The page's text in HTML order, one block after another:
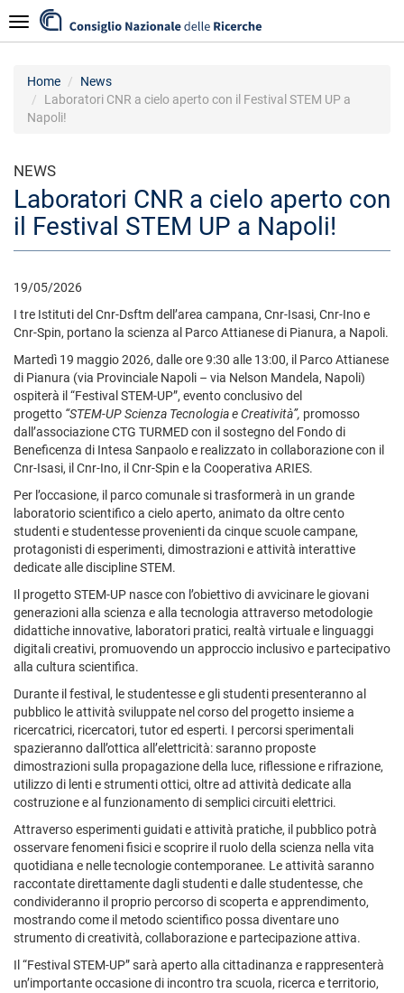
al
contenuto
Navigazione
Home
News
Laboratori CNR a cielo aperto con il Festival STEM UP a
Napoli!
NEWS
Laboratori CNR a cielo aperto con
il Festival STEM UP a Napoli!
19/05/2026
I tre Istituti del Cnr-Dsftm dell’area campana, Cnr-Isasi, Cnr-Ino e
Cnr-Spin, portano la scienza al Parco Attianese di Pianura, a Napoli.
Martedì 19 maggio 2026, dalle ore 9:30 alle 13:00, il Parco Attianese
di Pianura (via Provinciale Napoli – via Nelson Mandela, Napoli)
ospiterà il “Festival STEM-UP”, evento conclusivo del
progetto “STEM-UP Scienza Tecnologia e Creatività”, promosso
dall’associazione CTG TURMED con il sostegno del Fondo di
Beneficenza di Intesa Sanpaolo e realizzato in collaborazione con il
Cnr-Isasi, il Cnr-Ino, il Cnr-Spin e la Cooperativa ARIES.
Per l’occasione, il parco comunale si trasformerà in un grande
laboratorio scientifico a cielo aperto, animato da oltre cento
studenti e studentesse provenienti da cinque scuole campane,
protagonisti di esperimenti, dimostrazioni e attività interattive
dedicate alle discipline STEM.
Il progetto STEM-UP nasce con l’obiettivo di avvicinare le giovani
generazioni alla scienza e alla tecnologia attraverso metodologie
didattiche innovative, laboratori pratici, realtà virtuale e linguaggi
digitali creativi, promuovendo un approccio inclusivo e partecipativo
alla cultura scientifica.
Durante il festival, le studentesse e gli studenti presenteranno al
pubblico le attività sviluppate nel corso del progetto insieme a
ricercatrici, ricercatori, tutor ed esperti. I percorsi sperimentali
spazieranno dall’ottica all’elettricità: saranno proposte
dimostrazioni sulla propagazione della luce, riflessione e rifrazione,
utilizzo di lenti e strumenti ottici, oltre ad attività dedicate alla
costruzione e al funzionamento di semplici circuiti elettrici.
Attraverso esperimenti guidati e attività pratiche, il pubblico potrà
osservare fenomeni fisici e scoprire il ruolo della scienza nella vita
quotidiana e nelle tecnologie contemporanee. Le attività saranno
raccontate direttamente dagli studenti e dalle studentesse, che
condivideranno il proprio percorso di scoperta e apprendimento,
mostrando come il metodo scientifico possa diventare uno
strumento di creatività, collaborazione e partecipazione attiva.
Il “Festival STEM-UP” sarà aperto alla cittadinanza e rappresenterà
un’importante occasione di incontro tra scuola, ricerca e territorio,